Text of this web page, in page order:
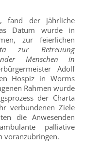
fand der jährliche
Datum wurde in
zur feierlichen
zur Betreuung
Menschen in
Adolf
Hospiz in Worms
Rahmen wurde
der Charta
verbundenen Ziele
die Anwesenden
palliative
voranzubringen.